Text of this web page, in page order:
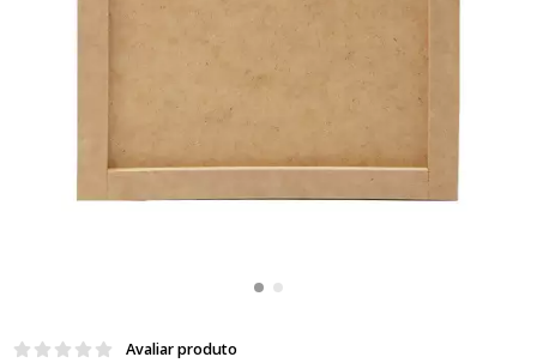
Avaliar produto